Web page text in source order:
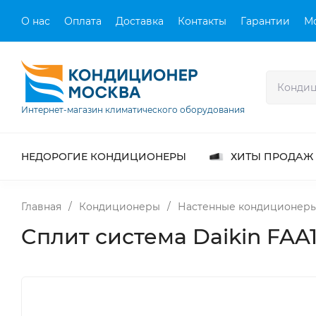
О нас Оплата Доставка Контакты Гарантии
Интернет-магазин климатического оборудования
НЕДОРОГИЕ КОНДИЦИОНЕРЫ ХИТЫ ПРОДАЖ
Главная / Кондиционеры / Настенные
Cплит система Daikin